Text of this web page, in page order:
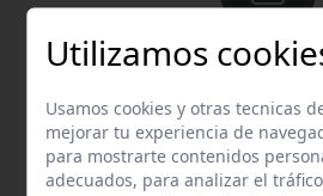
Email
Contacta con
Utilizamos
Usamos cookies y otras tecnicas
mejorar tu experiencia de
para mostrarte contenidos
adecuados, para analizar el